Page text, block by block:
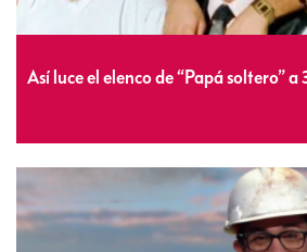
Así luce el elenco de “Papá soltero” a